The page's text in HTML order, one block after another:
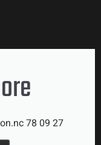
78 09 27